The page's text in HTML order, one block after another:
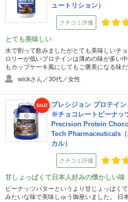
ュートリション）
クチコミ評価
とても美味しい
水で割って飲みましたがとても美味しいチ
ロリーが低いプロテインは薄めの味が多い
もカップケーキ風にしてもご褒美になる味だ
wickさん／30代／女性
プレシジョン プロテイン
※チョコレートピーナッ
Precision Protein
Tech Pharmaceuticals（
カル）
クチコミ評価
甘しょっぱくて日本人好みの懐かしい味
ピーナッツバターというより甘じょっぱく
みたいな味で美味しゅう御座いました。 日